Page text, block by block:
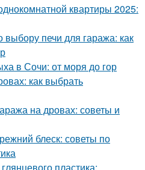
квартиры 2025:
выбору печи для гаража: как
в Сочи: от моря до гор
как выбрать
на дровах: советы и
блеск: советы по